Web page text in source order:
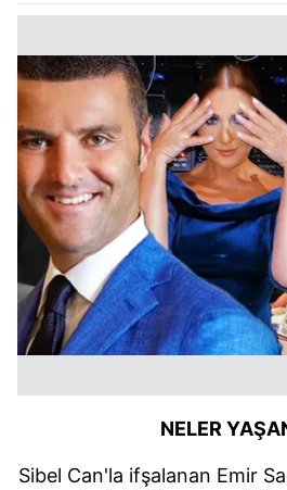
NELER
Sibel Can'la ifşalanan Emir